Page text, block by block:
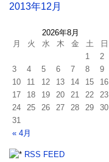
2013年12月
2026年8月
月
火 水 木 金 土 日
« 4月
1
2
3
4 5 6 7 8
9
10
11 12 13 14 15
16
17
18 19 20 21 22
23
24
25 26 27 28 29
30
31
RSS FEED